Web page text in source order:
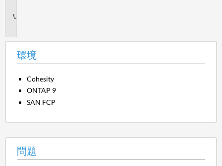
環境
Cohesity
ONTAP 9
SAN FCP
問題